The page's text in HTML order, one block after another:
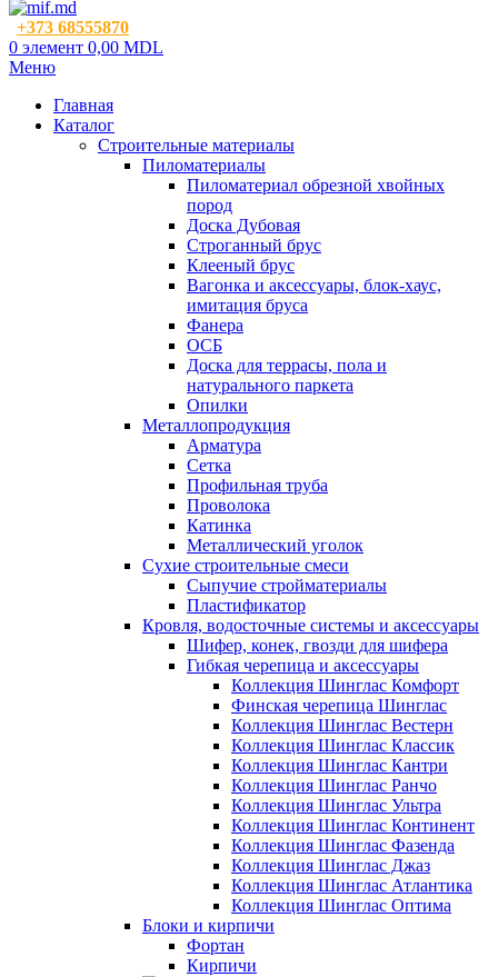
+373 68555870
0 элемент 0,00 MDL
Меню
Главная
Каталог
Строительные материалы
Пиломатериалы
Пиломатериал обрезной хвойных
пород
Доска Дубовая
Строганный брус
Клееный брус
Вагонка и аксессуары, блок-хаус,
имитация бруса
Фанера
ОСБ
Доска для террасы, пола и
натурального паркета
Опилки
Металлопродукция
Арматура
Сетка
Профильная труба
Проволока
Катинка
Металлический уголок
Сухие строительные смеси
Сыпучие стройматериалы
Пластификатор
Кровля, водосточные системы и аксессуары
Шифер, конек, гвозди для шифера
Гибкая черепица и аксессуары
Коллекция Шинглас Комфорт
Финская черепица Шинглас
Коллекция Шинглас Вестерн
Коллекция Шинглас Классик
Коллекция Шинглас Кантри
Коллекция Шинглас Ранчо
Коллекция Шинглас Ультра
Коллекция Шинглас Континент
Коллекция Шинглас Фазенда
Коллекция Шинглас Джаз
Коллекция Шинглас Атлантика
Коллекция Шинглас Оптима
Блоки и кирпичи
Фортан
Кирпичи